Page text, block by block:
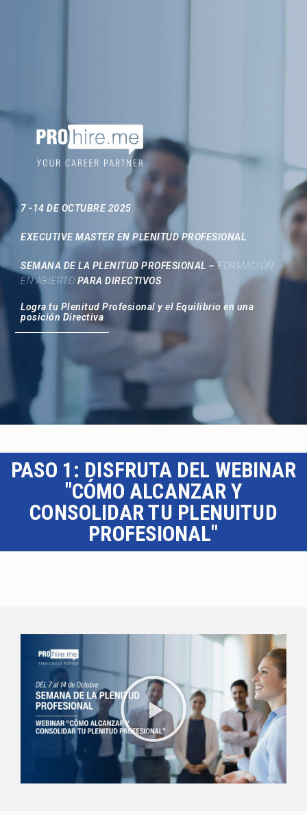
7 -14 DE OCTUBRE 2025
EXECUTIVE MASTER EN PLENITUD PROFESIONAL
SEMANA DE LA PLENITUD PROFESIONAL –FORMACIÓN
EN ABIERTO PARA DIRECTIVOS
Logra tu Plenitud Profesional y el Equilibrio en una
posición Directiva
PASO 1: DISFRUTA DEL WEBINAR
"CÓMO ALCANZAR Y
CONSOLIDAR TU PLENUITUD
PROFESIONAL"